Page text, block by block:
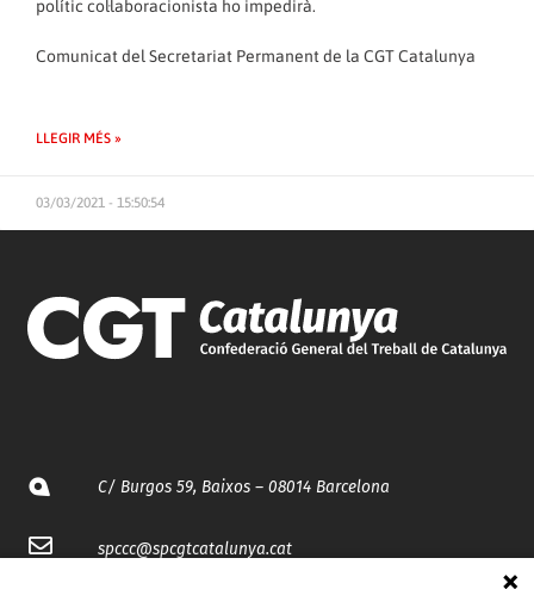
polític col·laboracionista ho impedirà.
Comunicat del Secretariat Permanent de la CGT Catalunya
LLEGIR MÉS »
03/03/2021 - 15:50:54
C/ Burgos 59, Baixos – 08014 Barcelona
spccc@spcgtcatalunya.cat